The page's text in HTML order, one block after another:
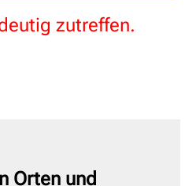
zutreffen.
Orten und